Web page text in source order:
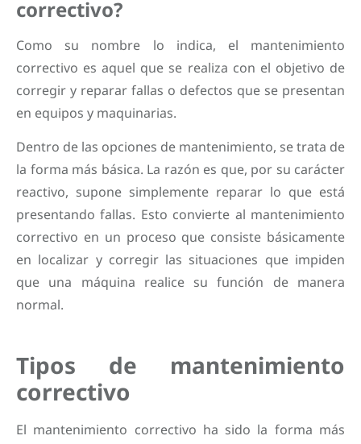
correctivo?
Como su nombre lo indica, el mantenimiento
correctivo es aquel que se realiza con el objetivo de
corregir y reparar fallas o defectos que se presentan
en equipos y maquinarias.
Dentro de las opciones de mantenimiento, se trata de
la forma más básica. La razón es que, por su carácter
reactivo, supone simplemente reparar lo que está
presentando fallas. Esto convierte al mantenimiento
correctivo en un proceso que consiste básicamente
en localizar y corregir las situaciones que impiden
que una máquina realice su función de manera
normal.
Tipos de mantenimiento
correctivo
El mantenimiento correctivo ha sido la forma más